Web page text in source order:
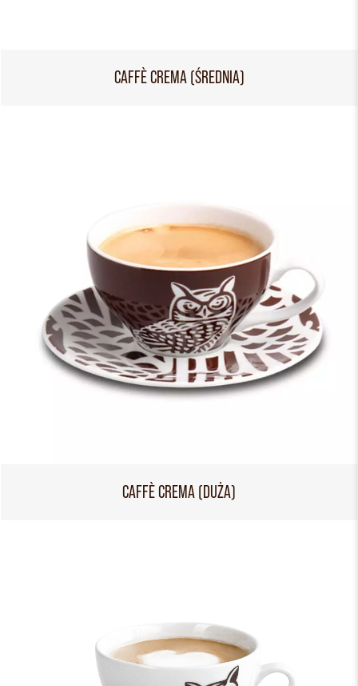
CAFFÈ CREMA (ŚREDNIA)
CAFFÈ CREMA (DUŻA)